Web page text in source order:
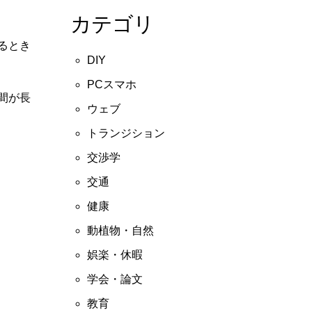
とき
が長
カテゴリ
DIY
PCスマホ
ウェブ
トランジション
交渉学
交通
健康
動植物・自然
娯楽・休暇
学会・論文
教育